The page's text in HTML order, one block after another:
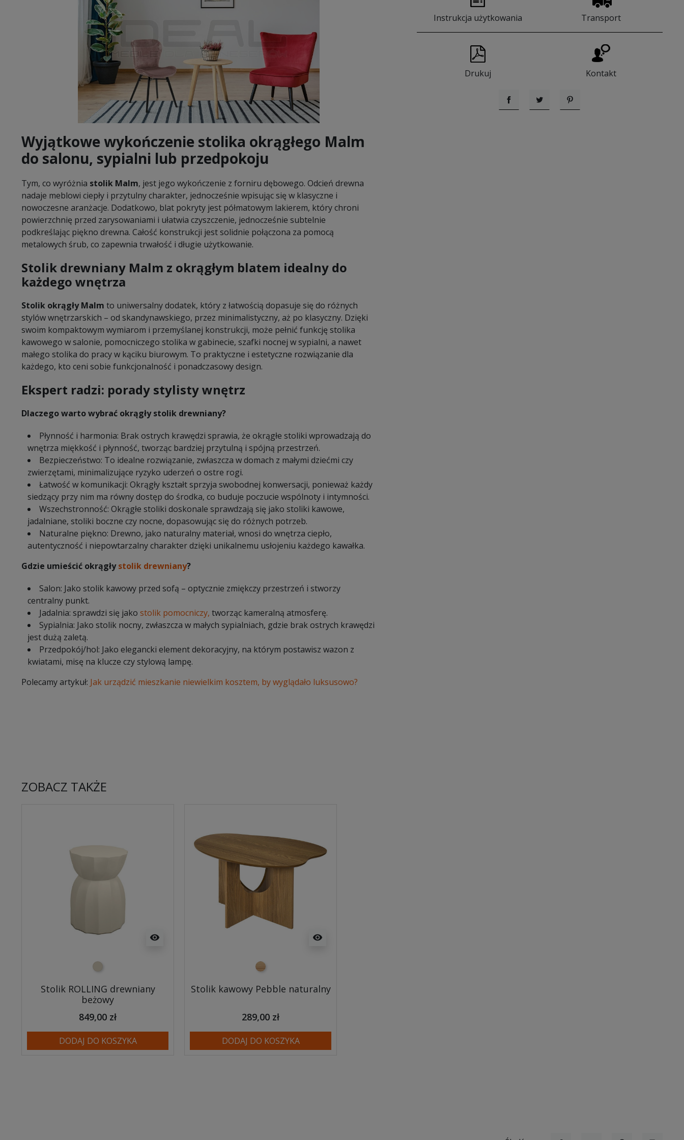
Wyjątkowe wykończenie stolika okrągłego Malm
do salonu, sypialni lub przedpokoju
Tym, co wyróżnia stolik Malm, jest jego wykończenie z forniru dębowego. Odcień drewna
nadaje meblowi ciepły i przytulny charakter, jednocześnie wpisując się w klasyczne i
nowoczesne aranżacje. Dodatkowo, blat pokryty jest półmatowym lakierem, który chroni
powierzchnię przed zarysowaniami i ułatwia czyszczenie, jednocześnie subtelnie
podkreślając piękno drewna. Całość konstrukcji jest solidnie połączona za pomocą
metalowych śrub, co zapewnia trwałość i długie użytkowanie.
Stolik drewniany Malm z okrągłym blatem idealny do
każdego wnętrza
Stolik okrągły Malm to uniwersalny dodatek, który z łatwością dopasuje się do różnych
stylów wnętrzarskich – od skandynawskiego, przez minimalistyczny, aż po klasyczny. Dzięki
swoim kompaktowym wymiarom i przemyślanej konstrukcji, może pełnić funkcję stolika
kawowego w salonie, pomocniczego stolika w gabinecie, szafki nocnej w sypialni, a nawet
małego stolika do pracy w kąciku biurowym. To praktyczne i estetyczne rozwiązanie dla
każdego, kto ceni sobie funkcjonalność i ponadczasowy design.
Ekspert radzi: porady stylisty wnętrz
Dlaczego warto wybrać okrągły stolik drewniany?
Płynność i harmonia: Brak ostrych krawędzi sprawia, że okrągłe stoliki wprowadzają do
wnętrza miękkość i płynność, tworząc bardziej przytulną i spójną przestrzeń.
Bezpieczeństwo: To idealne rozwiązanie, zwłaszcza w domach z małymi dziećmi czy
zwierzętami, minimalizujące ryzyko uderzeń o ostre rogi.
Łatwość w komunikacji: Okrągły kształt sprzyja swobodnej konwersacji, ponieważ każdy
siedzący przy nim ma równy dostęp do środka, co buduje poczucie wspólnoty i intymności.
Wszechstronność: Okrągłe stoliki doskonale sprawdzają się jako stoliki kawowe,
jadalniane, stoliki boczne czy nocne, dopasowując się do różnych potrzeb.
Naturalne piękno: Drewno, jako naturalny materiał, wnosi do wnętrza ciepło,
autentyczność i niepowtarzalny charakter dzięki unikalnemu usłojeniu każdego kawałka.
Gdzie umieścić okrągłystolik drewniany?
Salon: Jako stolik kawowy przed sofą – optycznie zmiękczy przestrzeń i stworzy
centralny punkt.
Jadalnia: sprawdzi się jako stolik pomocniczy, tworząc kameralną atmosferę.
Sypialnia: Jako stolik nocny, zwłaszcza w małych sypialniach, gdzie brak ostrych krawędzi
jest dużą zaletą.
Przedpokój/hol: Jako elegancki element dekoracyjny, na którym postawisz wazon z
kwiatami, misę na klucze czy stylową lampę.
Polecamy artykuł: Jak urządzić mieszkanie niewielkim kosztem, by wyglądało luksusowo?
Instrukcja użytkowania Transport
Drukuj Kontakt
UdostępnijTweetujPinterest
ZOBACZ TAKŻE
visibility
beżowy
Stolik ROLLING drewniany
beżowy
849,00 zł
DODAJ DO KOSZYKA
visibility
Naturalny
Stolik kawowy Pebble naturalny
289,00 zł
DODAJ DO KOSZYKA